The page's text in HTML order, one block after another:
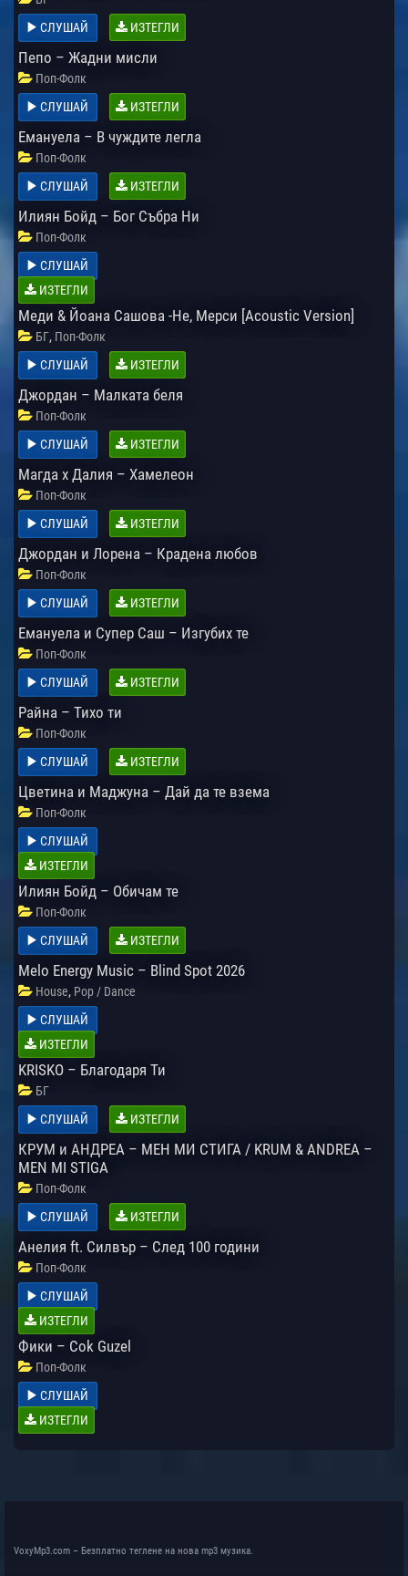
СЛУШАЙ
ИЗТЕГЛИ
Пепо – Жадни мисли
Поп-Фолк
СЛУШАЙ
ИЗТЕГЛИ
Емануела – В чуждите легла
Поп-Фолк
СЛУШАЙ
ИЗТЕГЛИ
Илиян Бойд – Бог Събра Ни
Поп-Фолк
СЛУШАЙ
ИЗТЕГЛИ
Меди & Йоана Сашова -Не, Мерси [Acoustic Version]
БГ, Поп-Фолк
СЛУШАЙ
ИЗТЕГЛИ
Джордан – Малката беля
Поп-Фолк
СЛУШАЙ
ИЗТЕГЛИ
Магда х Далия – Хамелеон
Поп-Фолк
СЛУШАЙ
ИЗТЕГЛИ
Джордан и Лорена – Крадена любов
Поп-Фолк
СЛУШАЙ
ИЗТЕГЛИ
Емануела и Супер Саш – Изгубих те
Поп-Фолк
СЛУШАЙ
ИЗТЕГЛИ
Райна – Тихо ти
Поп-Фолк
СЛУШАЙ
ИЗТЕГЛИ
Цветина и Маджуна – Дай да те взема
Поп-Фолк
СЛУШАЙ
ИЗТЕГЛИ
Илиян Бойд – Обичам те
Поп-Фолк
СЛУШАЙ
ИЗТЕГЛИ
Melo Energy Music – Blind Spot 2026
House, Pop / Dance
СЛУШАЙ
ИЗТЕГЛИ
KRISKO – Благодаря Ти
БГ
СЛУШАЙ
ИЗТЕГЛИ
КРУМ и АНДРЕА – МЕН МИ СТИГА / KRUM & ANDREA –
MEN MI STIGA
Поп-Фолк
СЛУШАЙ
ИЗТЕГЛИ
Анелия ft. Силвър – След 100 години
Поп-Фолк
СЛУШАЙ
ИЗТЕГЛИ
Фики – Cok Guzel
Поп-Фолк
СЛУШАЙ
ИЗТЕГЛИ
VoxyMp3.com – Безплатно теглене на нова mp3 музика.